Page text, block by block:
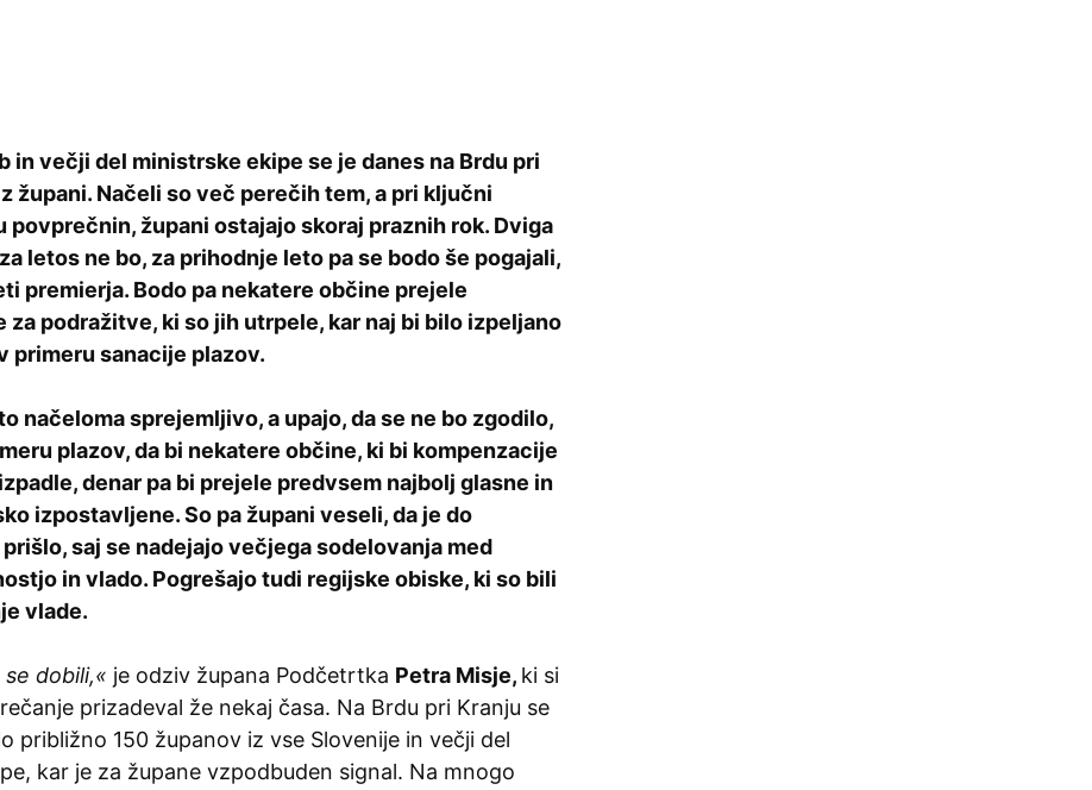
in večji del ministrske ekipe se je danes na Brdu pri
župani. Načeli so več perečih tem, a pri ključni
povprečnin, župani ostajajo skoraj praznih rok. Dviga
letos ne bo, za prihodnje leto pa se bodo še pogajali,
premierja. Bodo pa nekatere občine prejele
za podražitve, ki so jih utrpele, kar naj bi bilo izpeljano
primeru sanacije plazov.
načeloma sprejemljivo, a upajo, da se ne bo zgodilo,
plazov, da bi nekatere občine, ki bi kompenzacije
denar pa bi prejele predvsem najbolj glasne in
izpostavljene. So pa župani veseli, da je do
saj se nadejajo večjega sodelovanja med
in vlado. Pogrešajo tudi regijske obiske, ki so bili
vlade.
dobili,« je odziv župana Podčetrtka Petra Misje, ki si
prizadeval že nekaj časa. Na Brdu pri Kranju se
približno 150 županov iz vse Slovenije in večji del
kar je za župane vzpodbuden signal. Na mnogo